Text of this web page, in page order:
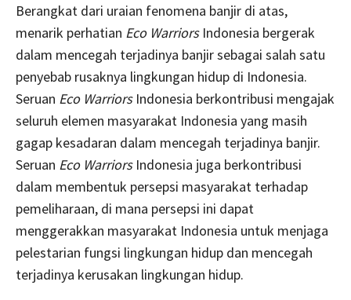
Berangkat dari uraian fenomena banjir di atas,
menarik perhatian Eco WarriorsIndonesia bergerak
dalam mencegah terjadinya banjir sebagai salah satu
penyebab rusaknya lingkungan hidup di Indonesia.
Seruan Eco WarriorsIndonesia berkontribusi mengajak
seluruh elemen masyarakat Indonesia yang masih
gagap kesadaran dalam mencegah terjadinya banjir.
Seruan Eco WarriorsIndonesia juga berkontribusi
dalam membentuk persepsi masyarakat terhadap
pemeliharaan, di mana persepsi ini dapat
menggerakkan masyarakat Indonesia untuk menjaga
pelestarian fungsi lingkungan hidup dan mencegah
terjadinya kerusakan lingkungan hidup.